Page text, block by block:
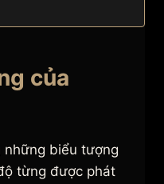
của
những biểu tượng
từng được phát